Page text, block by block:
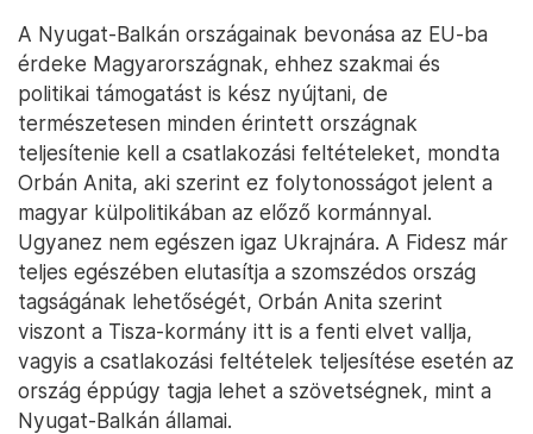
A Nyugat-Balkán országainak bevonása az EU-ba
érdeke Magyarországnak, ehhez szakmai és
politikai támogatást is kész nyújtani, de
természetesen minden érintett országnak
teljesítenie kell a csatlakozási feltételeket, mondta
Orbán Anita, aki szerint ez folytonosságot jelent a
magyar külpolitikában az előző kormánnyal.
Ugyanez nem egészen igaz Ukrajnára. A Fidesz már
teljes egészében elutasítja a szomszédos ország
tagságának lehetőségét, Orbán Anita szerint
viszont a Tisza-kormány itt is a fenti elvet vallja,
vagyis a csatlakozási feltételek teljesítése esetén az
ország éppúgy tagja lehet a szövetségnek, mint a
Nyugat-Balkán államai.